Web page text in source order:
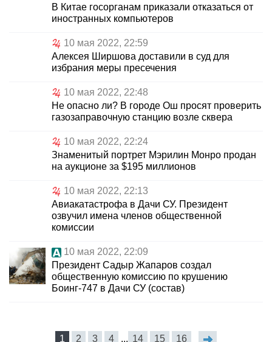
В Китае госорганам приказали отказаться от
иностранных компьютеров
10 мая 2022, 22:59
Алексея Ширшова доставили в суд для
избрания меры пресечения
10 мая 2022, 22:48
Не опасно ли? В городе Ош просят проверить
газозаправочную станцию возле сквера
10 мая 2022, 22:24
Знаменитый портрет Мэрилин Монро продан
на аукционе за $195 миллионов
10 мая 2022, 22:13
Авиакатастрофа в Дачи СУ. Президент
озвучил имена членов общественной
комиссии
10 мая 2022, 22:09
Президент Садыр Жапаров создал
общественную комиссию по крушению
Боинг-747 в Дачи СУ (состав)
1 2 3 4 ... 14 15 16